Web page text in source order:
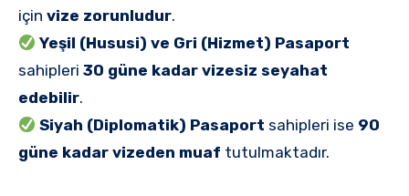
için vize zorunludur.
Yeşil (Hususi) ve Gri (Hizmet) Pasaport
sahipleri 30 güne kadar vizesiz seyahat
edebilir.
Siyah (Diplomatik) Pasaport sahipleri ise 90
güne kadar vizeden muaf tutulmaktadır.